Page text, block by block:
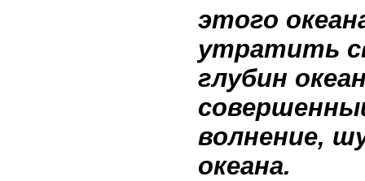
этого
утратить
глубин
волнение,
океана.